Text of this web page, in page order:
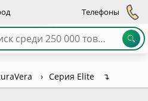
Телефоны
› Серия Elite ↴